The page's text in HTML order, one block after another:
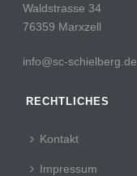
Waldstrasse 34
76359 Marxzell
info@sc-schielberg.de
RECHTLICHES
Kontakt
Impressum